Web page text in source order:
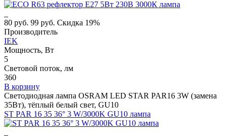
80 руб. 99 руб. Скидка 19%
Производитель
IEK
Мощность, Вт
5
Световой поток, лм
360
В корзину
Светодиодная лампа OSRAM LED STAR PAR16 3W (замена
35Вт), тёплый белый свет, GU10
ST PAR 16 35 36° 3 W/3000K GU10 лампа